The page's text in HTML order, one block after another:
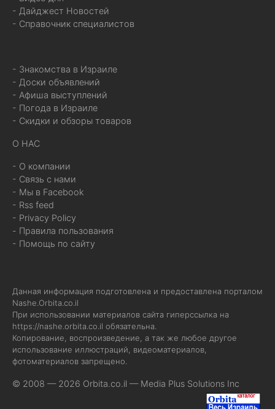
- Дайджест Новостей
- Справочник специалистов
- Знакомства в Израиле
- Доски объявлений
- Афиша выступлений
- Погода в Израиле
- Скидки и обзоры товаров
О НАС
- О компании
- Связь с нами
- Мы в Facebook
- Rss feed
- Privacy Policy
- Правила пользования
- Помощь по сайту
Данная информация подготовлена и предоставлена порталом
Nashe.Orbita.co.il
При использовании материалов сайта гиперссылка на
https://nashe.orbita.co.il обязательна.
Копирование, воспроизведение, а так же любое другое
использование иллюстраций, видеоматериалов,
фотоматериалов запрещено.
© 2008 — 2026 Orbita.co.il — Media Plus Solutions Inc